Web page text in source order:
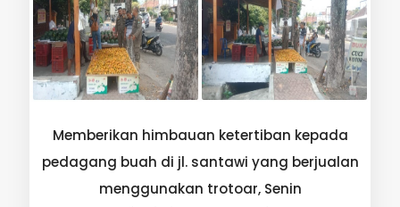
Memberikan himbauan ketertiban kepada
pedagang buah di jl. santawi yang berjualan
menggunakan trotoar, Senin